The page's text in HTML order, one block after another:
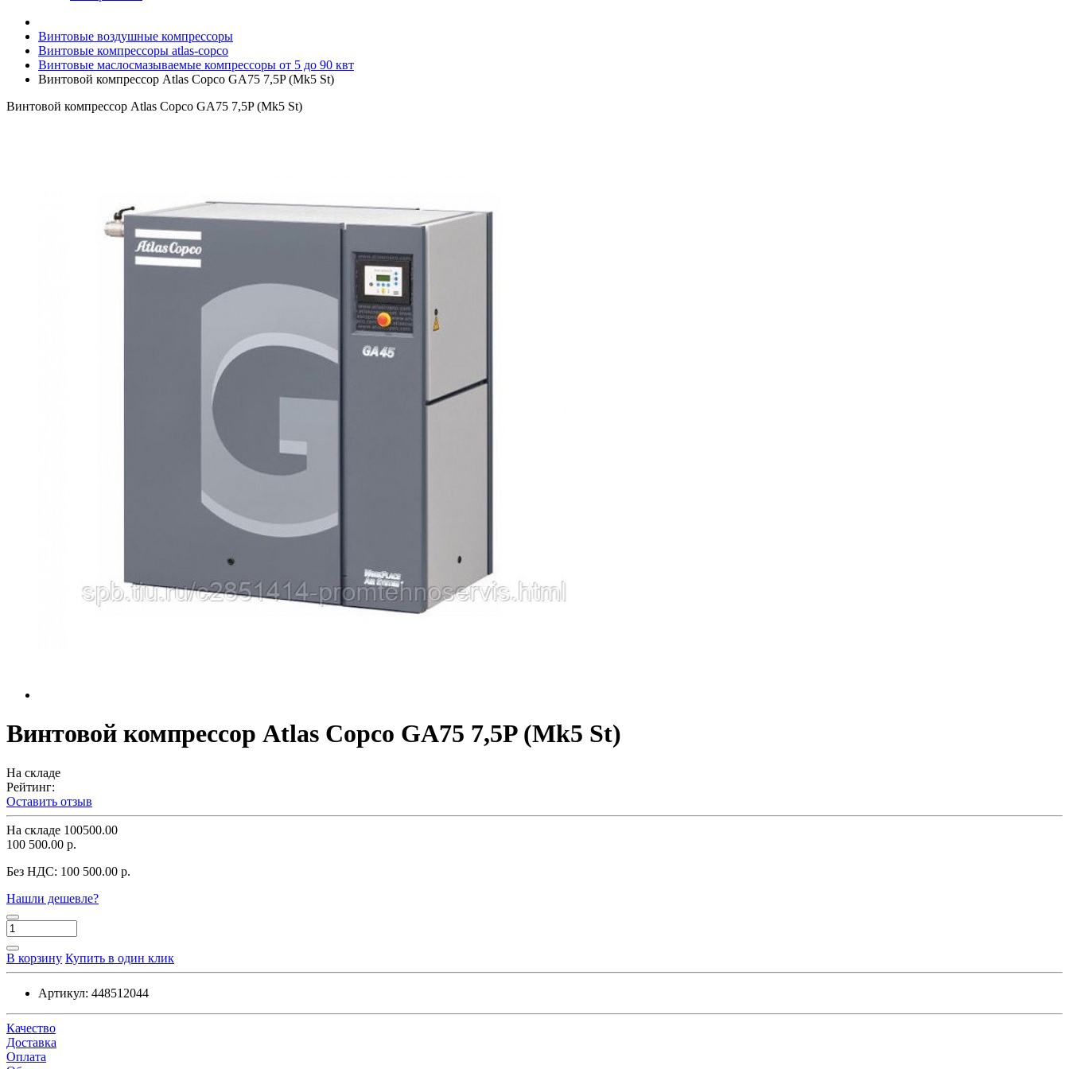
Винтовые воздушные компрессоры
Винтовые компрессоры atlas-copco
Винтовые маслосмазываемые компрессоры от 5 до 90 квт
Винтовой компрессор Atlas Copco GA75 7,5P (Mk5 St)
Винтовой компрессор Atlas Copco GA75 7,5P (Mk5 St)
Винтовой компрессор Atlas Copco GA75 7,5P (Mk5 St)
На складе
Рейтинг:
Оставить отзыв
На складе 100500.00
100 500.00 р.
Без НДС: 100 500.00 р.
Нашли дешевле?
В корзину Купить в один клик
Артикул: 448512044
Качество
Доставка
Оплата